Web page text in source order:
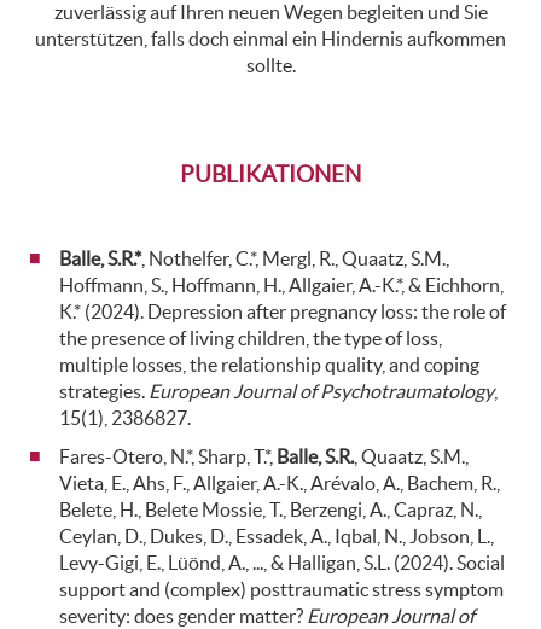
zuverlässig auf Ihren neuen Wegen begleiten und Sie
unterstützen, falls doch einmal ein Hindernis aufkommen
sollte.
PUBLIKATIONEN
Balle, S.R.*, Nothelfer, C.*, Mergl, R., Quaatz, S.M.,
Hoffmann, S., Hoffmann, H., Allgaier, A.-K.*, & Eichhorn,
K.* (2024). Depression after pregnancy loss: the role of
the presence of living children, the type of loss,
multiple losses, the relationship quality, and coping
strategies. European Journal of Psychotraumatology,
15(1), 2386827.
Fares-Otero, N.*, Sharp, T.*, Balle, S.R., Quaatz, S.M.,
Vieta, E., Ahs, F., Allgaier, A.-K., Arévalo, A., Bachem, R.,
Belete, H., Belete Mossie, T., Berzengi, A., Capraz, N.,
Ceylan, D., Dukes, D., Essadek, A., Iqbal, N., Jobson, L.,
Levy-Gigi, E., Lüönd, A., ..., & Halligan, S.L. (2024). Social
support and (complex) posttraumatic stress symptom
severity: does gender matter? European Journal of